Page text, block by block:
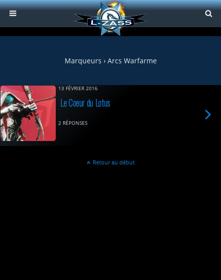
Marqueurs › Arcs Warfarme
13 FÉVRIER 2016
Le Coeur du Lotus
2 RÉPONSES
Retour au début